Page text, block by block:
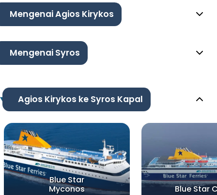
Mengenai Agios Kirykos
Mengenai Syros
Agios Kirykos ke Syros Kapal
Blue Star
Myconos
Blue Star